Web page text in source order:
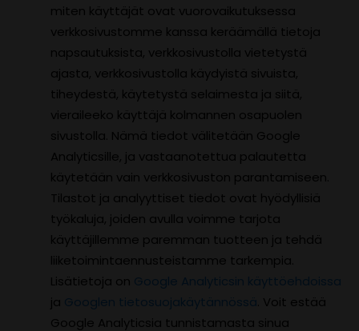
miten käyttäjät ovat vuorovaikutuksessa
verkkosivustomme kanssa keräämällä tietoja
napsautuksista, verkkosivustolla vietetystä
ajasta, verkkosivustolla käydyistä sivuista,
tiheydestä, käytetystä selaimesta ja siitä,
vieraileeko käyttäjä kolmannen osapuolen
sivustolla. Nämä tiedot välitetään Google
Analyticsille, ja vastaanotettua palautetta
käytetään vain verkkosivuston parantamiseen.
Tilastot ja analyyttiset tiedot ovat hyödyllisiä
työkaluja, joiden avulla voimme tarjota
käyttäjillemme paremman tuotteen ja tehdä
liiketoimintaennusteistamme tarkempia.
Lisätietoja on Google Analyticsin käyttöehdoissa
ja Googlen tietosuojakäytännössä . Voit estää
Google Analyticsia tunnistamasta sinua